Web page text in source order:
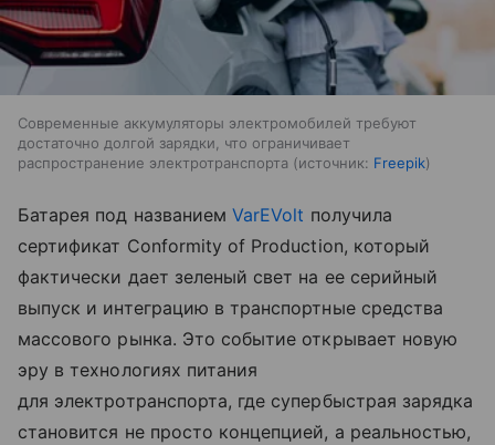
Современные аккумуляторы электромобилей требуют
достаточно долгой зарядки, что ограничивает
распространение электротранспорта
источник: Freepik
Батарея под названиемVarEVolt получила
сертификат Conformity of Production, который
фактически дает зеленый свет на ее серийный
выпуск и интеграцию в транспортные средства
массового рынка. Это событие открывает новую
эру в технологиях питания
для электротранспорта, где супербыстрая зарядка
становится не просто концепцией, а реальностью,